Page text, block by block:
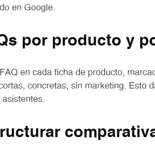
en Google.
por producto y
en cada ficha de producto,
concretas, sin marketing. Esto